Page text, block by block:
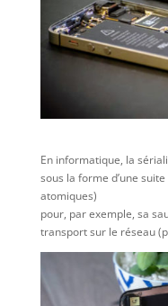
En informatique, la
sous la forme d’une
atomiques)
pour, par exemple, sa
transport sur le réseau